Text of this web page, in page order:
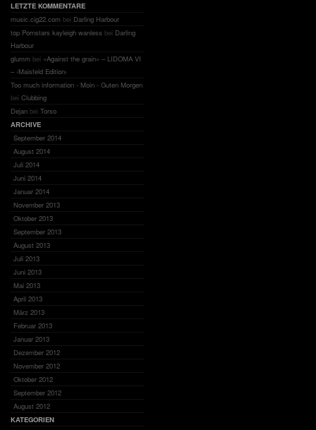
LETZTE KOMMENTARE
music.cig22.com bei Darling Harbour
top Pornstars kayleigh wanless bei Darling
Harbour
glumm bei «Against the grain» – LIDOMA VI
– ‹Maisfeld Edition›
Too much information - Moin - Guten Morgen
bei Clubbing
Dejan bei Torso
ARCHIVE
September 2014
August 2014
Juli 2014
Juni 2014
Januar 2014
November 2013
Oktober 2013
September 2013
August 2013
Juli 2013
Juni 2013
Mai 2013
April 2013
März 2013
Februar 2013
Januar 2013
Dezember 2012
November 2012
Oktober 2012
September 2012
August 2012
KATEGORIEN